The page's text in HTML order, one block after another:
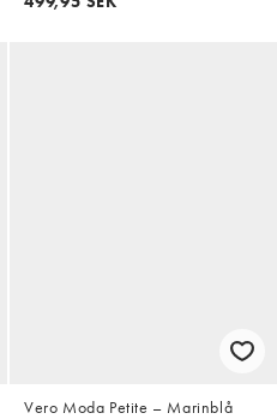
Vero Moda Petite – Marinblå